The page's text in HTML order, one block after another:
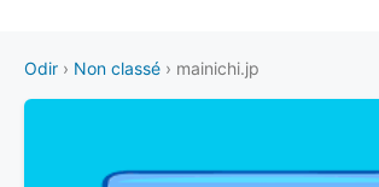
Odir › Non classé › mainichi.jp